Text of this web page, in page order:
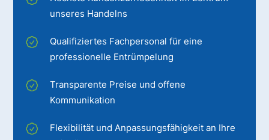
unseres Handelns
Qualifiziertes Fachpersonal für eine
professionelle Entrümpelung
Transparente Preise und offene
Kommunikation
Flexibilität und Anpassungsfähigkeit an Ihre